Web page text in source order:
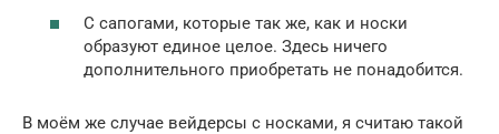
С сапогами, которые так же, как и носки
образуют единое целое. Здесь ничего
дополнительного приобретать не понадобится.
В моём же случае вейдерсы с носками, я считаю такой